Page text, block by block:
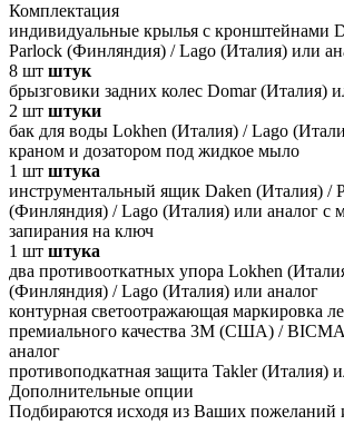
Комплектация
индивидуальные крылья с кронштейнами
Parlock (Финляндия) / Lago (Италия) или
8 шт штук
брызговики задних колес Domar (Италия)
2 шт штуки
бак для воды Lokhen (Италия) / Lago
краном и дозатором под жидкое мыло
1 шт штука
инструментальный ящик Daken (Италия) /
(Финляндия) / Lago (Италия) или аналог с
запирания на ключ
1 шт штука
два противооткатных упора Lokhen
(Финляндия) / Lago (Италия) или аналог
контурная светоотражающая маркировка
премиального качества 3M (США) /
аналог
противоподкатная защита Takler (Италия)
Дополнительные опции
Подбираются исходя из Ваших пожеланий